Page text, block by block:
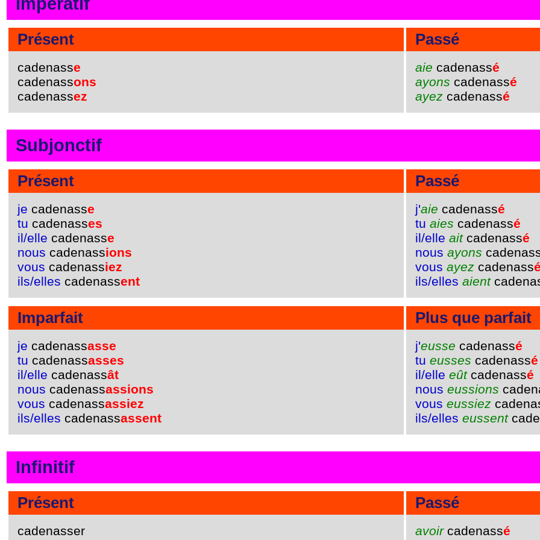
Présent
cadenasse
cadenassons
cadenassez
Passé
aie cadenassé
ayons cadenassé
ayez cadenassé
Subjonctif
Présent
je cadenasse
tu cadenasses
il/elle cadenasse
nous cadenassions
vous cadenassiez
ils/elles cadenassent
Passé
j'aie cadenassé
tu aies cadenassé
il/elle aitcadenassé
nous ayons
vous ayez cadenassé
ils/elles aient
Imparfait
je cadenassasse
tu cadenassasses
il/elle cadenassât
nous cadenassassions
vous cadenassassiez
ils/elles cadenassassent
Plus que parfait
j'eusse cadenassé
tu eusses cadenassé
il/elle eûtcadenassé
nous eussions
vous eussiez
ils/elles eussent
Infinitif
Présent
cadenasser
Passé
avoircadenassé